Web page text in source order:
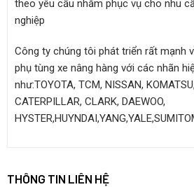
theo yêu cầu nhằm phục vụ cho nhu
nghiệp
Công ty chúng tôi phát triển rất mạnh
phụ tùng xe nâng hàng với các nhãn
như:TOYOTA, TCM, NISSAN,
CATERPILLAR, CLARK, DAEWOO,
THÔNG TIN LIÊN HỆ